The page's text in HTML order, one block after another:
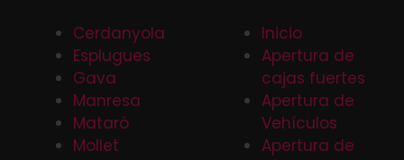
Cerdanyola
Esplugues
Gava
Manresa
Mataró
Mollet
Inicio
Apertura de
cajas fuertes
Apertura de
Vehículos
Apertura de